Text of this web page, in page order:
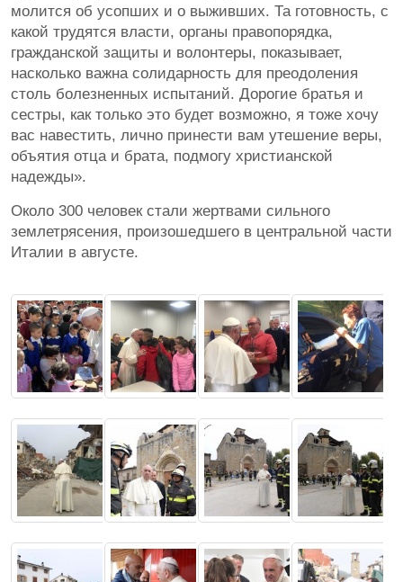
молится об усопших и о выживших. Та готовность, с
какой трудятся власти, органы правопорядка,
гражданской защиты и волонтеры, показывает,
насколько важна солидарность для преодоления
столь болезненных испытаний. Дорогие братья и
сестры, как только это будет возможно, я тоже хочу
вас навестить, лично принести вам утешение веры,
объятия отца и брата, подмогу христианской
надежды».
Около 300 человек стали жертвами сильного
землетрясения, произошедшего в центральной части
Италии в августе.